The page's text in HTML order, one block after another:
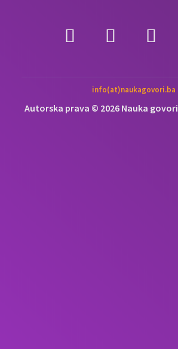
info(at)naukagovori.ba
Autorska prava © 2026 Nauka govori